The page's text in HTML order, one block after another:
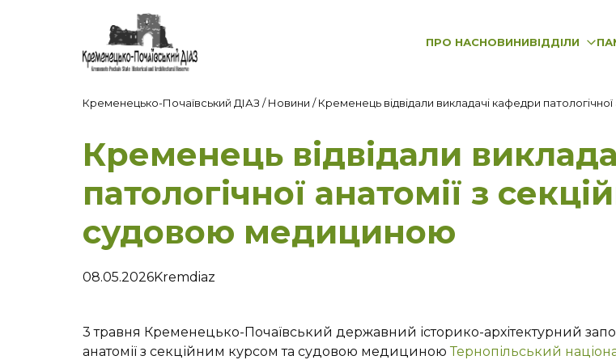
ПРО НАСНОВИНИВІДДІЛИ
Кременецько-Почаївський ДІАЗ /Новини /Кременець відвідали викладачі кафедри
Кременець відвідали
патологічної анатомії з
судовою медициною
08.05.2026Kremdiaz
3 травня Кременецько-Почаївський державний історико-архітектурний
анатомії з секційним курсом та судовою медициноюТернопільський